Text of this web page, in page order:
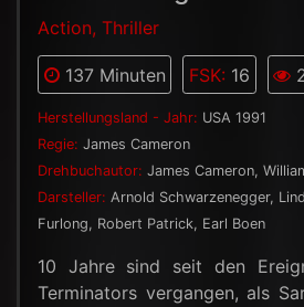
Action, Thriller
137 Minuten FSK: 16
Herstellungsland - Jahr: USA 1991
Regie: James Cameron
Drehbuchautor: James Cameron,
Darsteller: Arnold Schwarzenegger,
Furlong, Robert Patrick, Earl Boen
10 Jahre sind seit den
Terminators vergangen, als